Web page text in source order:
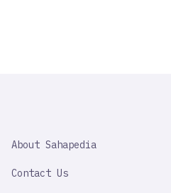
IMPORTANT
About Sahapedia
Contact Us